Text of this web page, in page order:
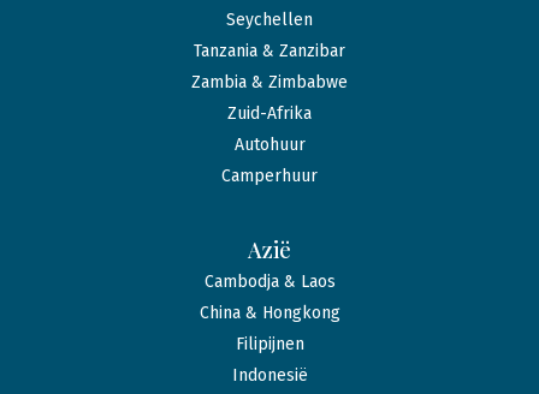
Seychellen
Tanzania & Zanzibar
Zambia & Zimbabwe
Zuid-Afrika
Autohuur
Camperhuur
Azië
Cambodja & Laos
China & Hongkong
Filipijnen
Indonesië